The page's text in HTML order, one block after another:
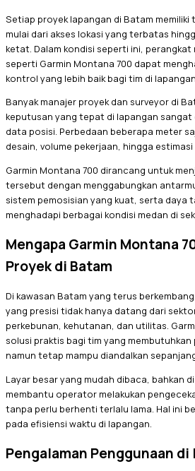
Setiap proyek lapangan di Batam
mulai dari akses lokasi yang terbatas
ketat. Dalam kondisi seperti ini, perangkat
seperti Garmin Montana 700 dapat
kontrol yang lebih baik bagi tim di
Banyak manajer proyek dan surveyor di
keputusan yang tepat di lapangan
data posisi. Perbedaan beberapa meter
desain, volume pekerjaan, hingga estimasi
Garmin Montana 700 dirancang untuk
tersebut dengan menggabungkan
sistem pemosisian yang kuat, serta daya
menghadapi berbagai kondisi medan di
Mengapa Garmin Montana
Proyek di Batam
Di kawasan Batam yang terus
yang presisi tidak hanya datang dari
perkebunan, kehutanan, dan utilitas.
solusi praktis bagi tim yang
namun tetap mampu diandalkan
Layar besar yang mudah dibaca, bahkan
membantu operator melakukan
tanpa perlu berhenti terlalu lama. Hal ini
pada efisiensi waktu di lapangan.
Pengalaman Penggunaan di